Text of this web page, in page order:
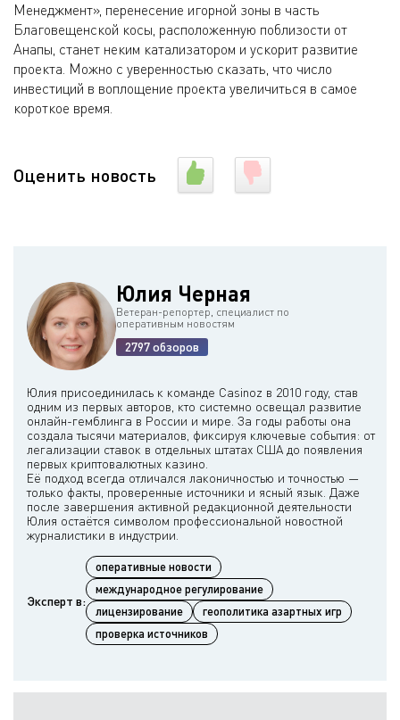
Менеджмент», перенесение игорной зоны в часть
Благовещенской косы, расположенную поблизости от
Анапы, станет неким катализатором и ускорит развитие
проекта. Можно с уверенностью сказать, что число
инвестиций в воплощение проекта увеличиться в самое
короткое время.
Оценить новость
Юлия Черная
Ветеран-репортер, специалист по
оперативным новостям
2797 обзоров
Юлия присоединилась к команде Casinoz в 2010 году, став
одним из первых авторов, кто системно освещал развитие
онлайн-гемблинга в России и мире. За годы работы она
создала тысячи материалов, фиксируя ключевые события: от
легализации ставок в отдельных штатах США до появления
первых криптовалютных казино.
Её подход всегда отличался лаконичностью и точностью —
только факты, проверенные источники и ясный язык. Даже
после завершения активной редакционной деятельности
Юлия остаётся символом профессиональной новостной
Эксперт в:
оперативные новости
международное регулирование
лицензирование
геополитика азартных игр
проверка источников